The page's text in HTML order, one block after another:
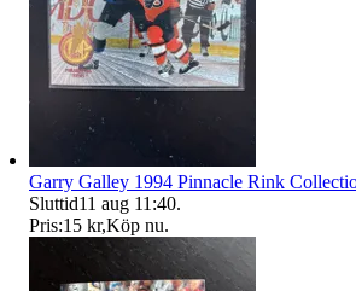
Garry Galley 1994 Pinnacle Rink
Sluttid11 aug 11:40.
Pris:15 kr,Köp nu.